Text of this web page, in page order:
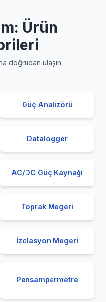
Ürün
doğrudan ulaşın.
Güç Analizörü
Datalogger
AC/DC Güç Kaynağı
Toprak Megeri
İzolasyon Megeri
Pensampermetre